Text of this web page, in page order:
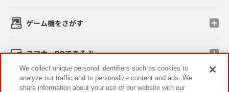
ゲーム機をさがす
スマホ・PCであそぶ
イベント・キャンペーン
We collect unique personal identifiers such as cookies to
analyze our traffic and to personalize content and ads. We
share information about your use of our website with our